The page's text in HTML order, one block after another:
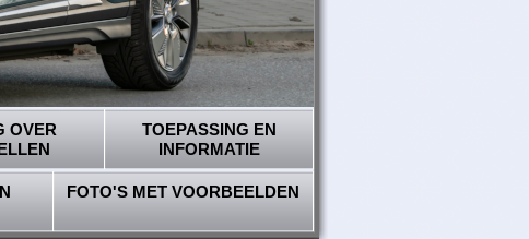
OVER
TOEPASSING EN
INFORMATIE
FOTO'S MET VOORBEELDEN